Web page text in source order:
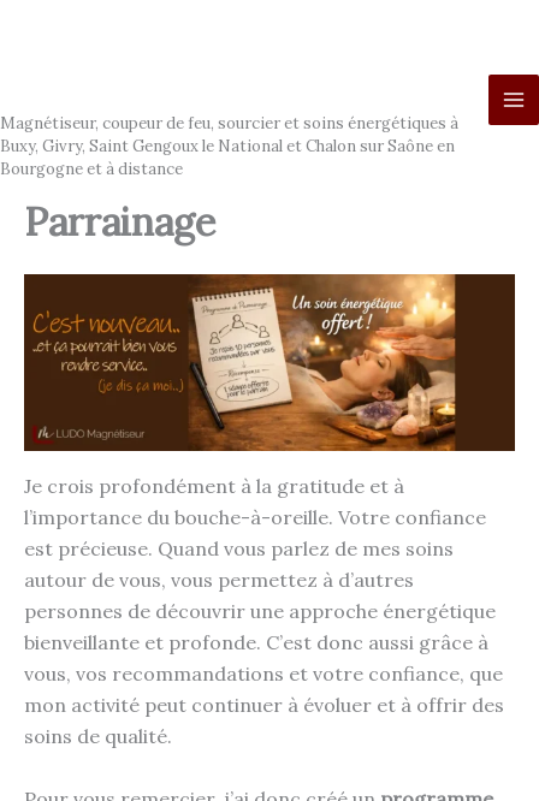
Magnétiseur, coupeur de feu, sourcier et soins énergétiques à
Buxy, Givry, Saint Gengoux le National et Chalon sur Saône en
Bourgogne et à distance
Parrainage
Je crois profondément à la gratitude et à
l’importance du bouche-à-oreille. Votre confiance
est précieuse. Quand vous parlez de mes soins
autour de vous, vous permettez à d’autres
personnes de découvrir une approche énergétique
bienveillante et profonde. C’est donc aussi grâce à
vous, vos recommandations et votre confiance, que
mon activité peut continuer à évoluer et à offrir des
soins de qualité.